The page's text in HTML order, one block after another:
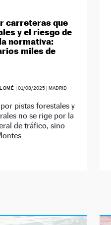
carreteras que
y el riesgo de
normativa:
miles de
| 01/08/2025| MADRID
pistas forestales y
no se rige por la
de tráfico, sino